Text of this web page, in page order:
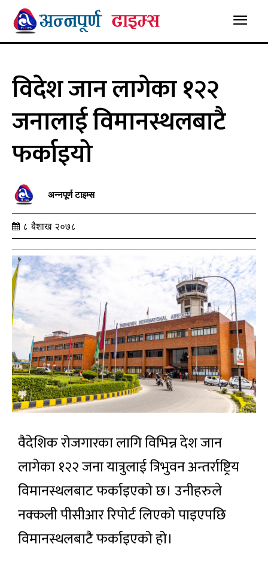
विदेश जान लागेका १२२
जनालाई विमानस्थलबाटै
फर्काइयो
अन्नपूर्ण टाइम्स
८ बैशाख २०७८
वैदेशिक रोजगारका लागि विभिन्न देश जान
लागेका १२२ जना यात्रुलाई त्रिभुवन अन्तर्राष्ट्रिय
विमानस्थलबाट फर्काइएको छ। उनीहरुले
नक्कली पीसीआर रिपोर्ट लिएको पाइएपछि
विमानस्थलबाटै फर्काइएको हो।